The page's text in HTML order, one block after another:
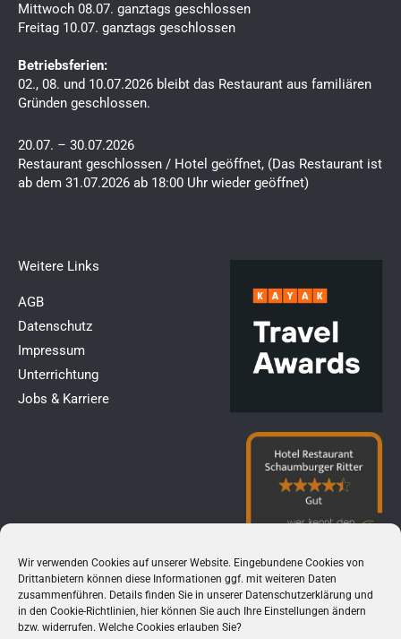
Wir verwenden Cookies auf unserer Website. Eingebundene Cookies von
Drittanbietern können diese Informationen ggf. mit weiteren Daten
zusammenführen. Details finden Sie in unserer Datenschutzerklärung und
in den Cookie-Richtlinien, hier können Sie auch Ihre Einstellungen ändern
bzw. widerrufen. Welche Cookies erlauben Sie?
Mittwoch 08.07. ganztags geschlossen
Freitag 10.07. ganztags geschlossen
Betriebsferien:
02., 08. und 10.07.2026 bleibt das Restaurant aus familiären
Gründen geschlossen.
20.07. – 30.07.2026
Restaurant geschlossen / Hotel geöffnet, (Das Restaurant ist
ab dem 31.07.2026 ab 18:00 Uhr wieder geöffnet)
Weitere Links​
AGB
Datenschutz
Impressum
Unterrichtung
Jobs & Karriere